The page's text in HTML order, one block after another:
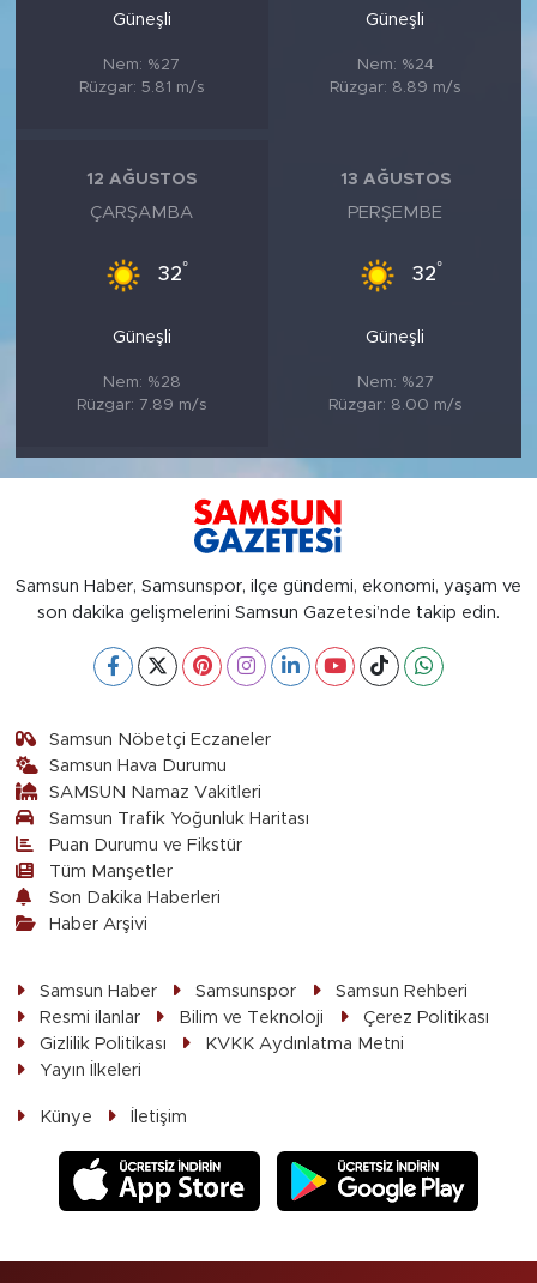
Güneşli
Nem: %27
Rüzgar: 5.81 m/s
Güneşli
Nem: %24
Rüzgar: 8.89 m/s
12 AĞUSTOS
ÇARŞAMBA
32°
Güneşli
Nem: %28
Rüzgar: 7.89 m/s
13 AĞUSTOS
PERŞEMBE
32°
Güneşli
Nem: %27
Rüzgar: 8.00 m/s
Samsun Haber, Samsunspor, ilçe gündemi, ekonomi, yaşam ve
son dakika gelişmelerini Samsun Gazetesi’nde takip edin.
Samsun Nöbetçi Eczaneler
Samsun Hava Durumu
SAMSUN Namaz Vakitleri
Samsun Trafik Yoğunluk Haritası
Puan Durumu ve Fikstür
Tüm Manşetler
Son Dakika Haberleri
Haber Arşivi
Samsun Haber Samsunspor
Samsun Rehberi
Resmi ilanlar
Bilim ve Teknoloji
Çerez Politikası
Gizlilik Politikası
KVKK Aydınlatma Metni
Yayın İlkeleri
Künye İletişim